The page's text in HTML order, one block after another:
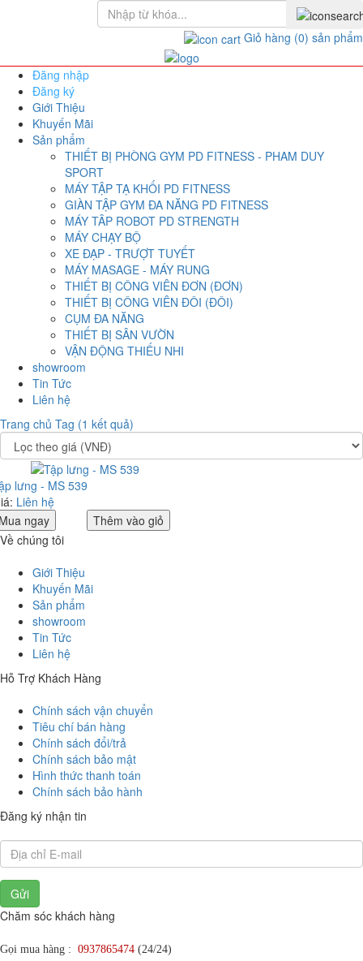
Giỏ hàng (0) sản phẩm
Đăng nhập
Đăng ký
Giới Thiệu
Khuyến Mãi
Sản phẩm
THIẾT BỊ PHÒNG GYM PD FITNESS - PHAM DUY
SPORT
MÁY TẬP TẠ KHỐI PD FITNESS
GIÀN TẬP GYM ĐA NĂNG PD FITNESS
MÁY TÂP ROBOT PD STRENGTH
MÁY CHẠY BỘ
XE ĐẠP - TRƯỢT TUYẾT
MÁY MASAGE - MÁY RUNG
THIẾT BỊ CÔNG VIÊN ĐƠN (ĐƠN)
THIẾT BỊ CÔNG VIÊN ĐÔI (ĐÔI)
CỤM ĐA NĂNG
THIẾT BỊ SÂN VƯỜN
VẬN ĐỘNG THIẾU NHI
showroom
Tin Tức
Liên hệ
Trang chủ Tag (1 kết quả)
lưng - MS 539
Liên hệ
ngay
Thêm vào giỏ
Về chúng tôi
Giới Thiệu
Khuyến Mãi
Sản phẩm
showroom
Tin Tức
Liên hệ
Hỗ Trợ Khách Hàng
Chính sách vận chuyển
Tiêu chí bán hàng
Chính sách đổi/trả
Chính sách bảo mật
Hình thức thanh toán
Chính sách bảo hành
Đăng ký nhận tin
Gửi
Chăm sóc khách hàng
Gọi mua hàng : 0937865474 (24/24)